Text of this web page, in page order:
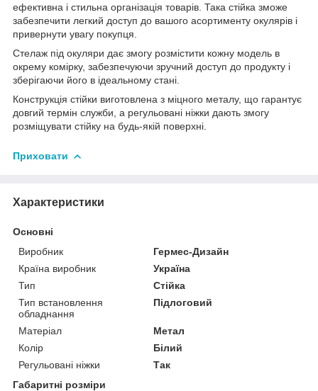
ефективна і стильна організація товарів. Така стійка зможе
забезпечити легкий доступ до вашого асортименту окулярів і
привернути увагу покупця.
Стелаж під окуляри дає змогу розмістити кожну модель в
окрему комірку, забезпечуючи зручний доступ до продукту і
зберігаючи його в ідеальному стані.
Конструкція стійки виготовлена з міцного металу, що гарантує
довгий термін служби, а регульовані ніжки дають змогу
розміщувати стійку на будь-якій поверхні.
Приховати
Характеристики
Основні
Виробник
Гермес-Дизайн
Країна виробник
Україна
Тип
Стійка
Тип встановлення
обладнання
Підлоговий
Матеріал
Метал
Колір
Білий
Регульовані ніжки
Так
Габаритні розміри